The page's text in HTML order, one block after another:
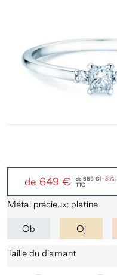
de669 €(-3 %)
de 649 € TTC
Métal précieux: platine
Ob Oj
Taille du diamant